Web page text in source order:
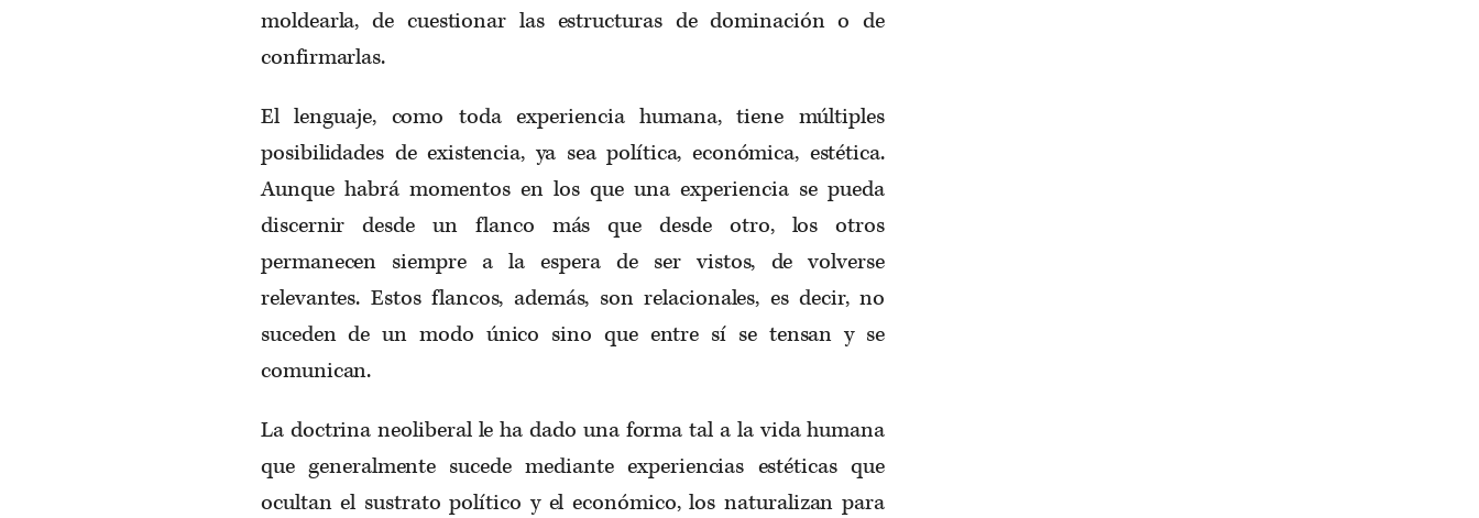
moldearla, de cuestionar las estructuras de dominación o de
confirmarlas.
El lenguaje, como toda experiencia humana, tiene múltiples
posibilidades de existencia, ya sea política, económica, estética.
Aunque habrá momentos en los que una experiencia se pueda
discernir desde un flanco más que desde otro, los otros
permanecen siempre a la espera de ser vistos, de volverse
relevantes. Estos flancos, además, son relacionales, es decir, no
suceden de un modo único sino que entre sí se tensan y se
comunican.
La doctrina neoliberal le ha dado una forma tal a la vida humana
que generalmente sucede mediante experiencias estéticas que
ocultan el sustrato político y el económico, los naturalizan para